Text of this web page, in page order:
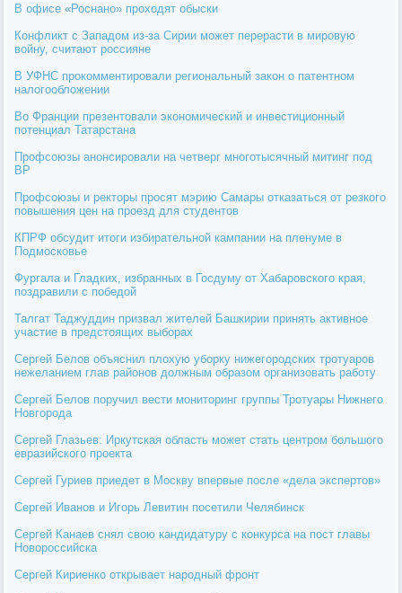
В офисе «Роснано» проходят обыски
Конфликт с Западом из-за Сирии может перерасти в мировую
войну, считают россияне
В УФНС прокомментировали региональный закон о патентном
налогообложении
Во Франции презентовали экономический и инвестиционный
потенциал Татарстана
Профсоюзы анонсировали на четверг многотысячный митинг под
ВР
Профсоюзы и ректоры просят мэрию Самары отказаться от резкого
повышения цен на проезд для студентов
КПРФ обсудит итоги избирательной кампании на пленуме в
Подмосковье
Фургала и Гладких, избранных в Госдуму от Хабаровского края,
поздравили с победой
Талгат Таджуддин призвал жителей Башкирии принять активное
участие в предстоящих выборах
Сергей Белов объяснил плохую уборку нижегородских тротуаров
нежеланием глав районов должным образом организовать работу
Сергей Белов поручил вести мониторинг группы Тротуары Нижнего
Новгорода
Сергей Глазьев: Иркутская область может стать центром большого
евразийского проекта
Сергей Гуриев приедет в Москву впервые после «дела экспертов»
Сергей Иванов и Игорь Левитин посетили Челябинск
Сергей Канаев снял свою кандидатуру с конкурса на пост главы
Новороссийска
Сергей Кириенко открывает народный фронт